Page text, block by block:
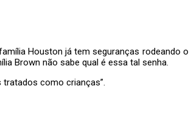
Houston já tem seguranças rodeando
Brown não sabe qual é essa tal senha.
tratados como crianças”.